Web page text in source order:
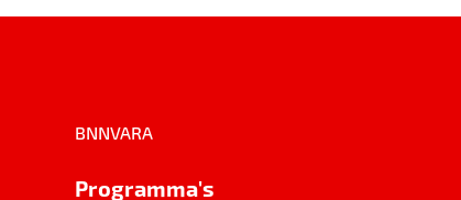
BNNVARA
Programma's